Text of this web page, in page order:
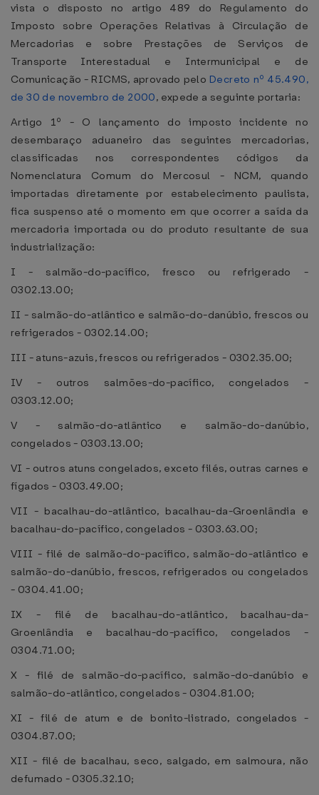
vista o disposto no artigo 489 do Regulamento do
Imposto sobre Operações Relativas à Circulação de
Mercadorias e sobre Prestações de Serviços de
Transporte Interestadual e Intermunicipal e de
Comunicação - RICMS, aprovado pelo Decreto nº 45.490,
de 30 de novembro de 2000, expede a seguinte portaria:
Artigo 1º - O lançamento do imposto incidente no
desembaraço aduaneiro das seguintes mercadorias,
classificadas nos correspondentes códigos da
Nomenclatura Comum do Mercosul - NCM, quando
importadas diretamente por estabelecimento paulista,
fica suspenso até o momento em que ocorrer a saída da
mercadoria importada ou do produto resultante de sua
industrialização:
I - salmão-do-pacífico, fresco ou refrigerado -
0302.13.00;
II - salmão-do-atlântico e salmão-do-danúbio, frescos ou
refrigerados - 0302.14.00;
III - atuns-azuis, frescos ou refrigerados - 0302.35.00;
IV - outros salmões-do-pacífico, congelados -
0303.12.00;
V - salmão-do-atlântico e salmão-do-danúbio,
congelados - 0303.13.00;
VI - outros atuns congelados, exceto filés, outras carnes e
fígados - 0303.49.00;
VII - bacalhau-do-atlântico, bacalhau-da-Groenlândia e
bacalhau-do-pacífico, congelados - 0303.63.00;
VIII - filé de salmão-do-pacífico, salmão-do-atlântico e
salmão-do-danúbio, frescos, refrigerados ou congelados
- 0304.41.00;
IX - filé de bacalhau-do-atlântico, bacalhau-da-
Groenlândia e bacalhau-do-pacífico, congelados -
0304.71.00;
X - filé de salmão-do-pacífico, salmão-do-danúbio e
salmão-do-atlântico, congelados - 0304.81.00;
XI - filé de atum e de bonito-listrado, congelados -
0304.87.00;
XII - filé de bacalhau, seco, salgado, em salmoura, não
defumado - 0305.32.10;